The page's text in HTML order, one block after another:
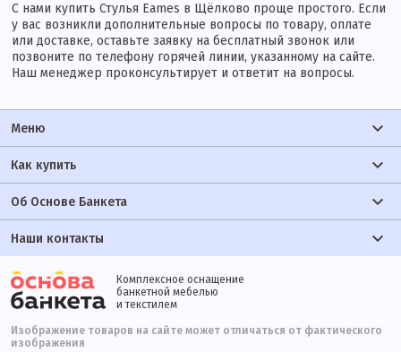
С нами купить Стулья Eames в Щёлково проще простого. Если
у вас возникли дополнительные вопросы по товару, оплате
или доставке, оставьте заявку на бесплатный звонок или
позвоните по телефону горячей линии, указанному на сайте.
Наш менеджер проконсультирует и ответит на вопросы.
Меню
Как купить
Об Основе Банкета
Наши контакты
Комплексное оснащение
банкетной мебелью
и текстилем
Изображение товаров на сайте может отличаться от фактического
изображения